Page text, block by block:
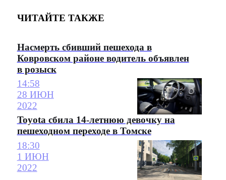
ЧИТАЙТЕ ТАКЖЕ
Насмерть сбивший пешехода в
Ковровском районе водитель объявлен
в розыск
14:58
28 ИЮН
2022
Toyota сбила 14-летнюю девочку на
пешеходном переходе в Томске
18:30
1 ИЮН
2022